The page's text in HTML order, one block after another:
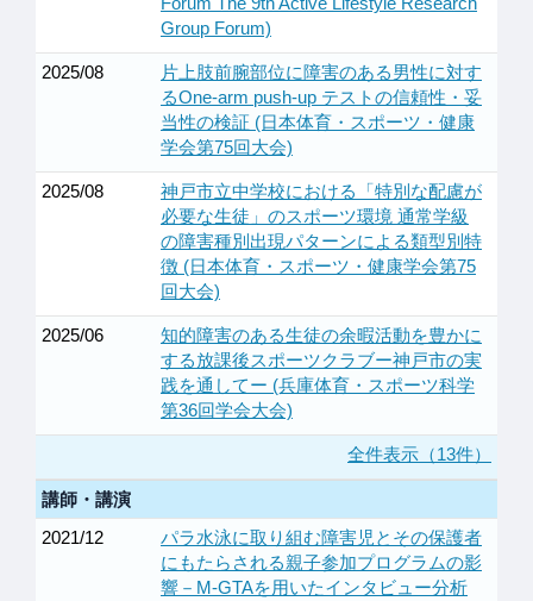
Group Forum)
2025/08
片上肢前腕部位に障害のある男性に対す
るOne-arm push-up テストの信頼性・妥
当性の検証 (日本体育・スポーツ・健康
学会第75回大会)
2025/08
神戸市立中学校における「特別な配慮が
必要な生徒」のスポーツ環境 通常学級
の障害種別出現パターンによる類型別特
徴 (日本体育・スポーツ・健康学会第75
回大会)
2025/06
知的障害のある生徒の余暇活動を豊かに
する放課後スポーツクラブー神戸市の実
践を通してー (兵庫体育・スポーツ科学
第36回学会大会)
全件表示（13件）
講師・講演
2021/12
パラ水泳に取り組む障害児とその保護者
にもたらされる親子参加プログラムの影
響－M-GTAを用いたインタビュー分析